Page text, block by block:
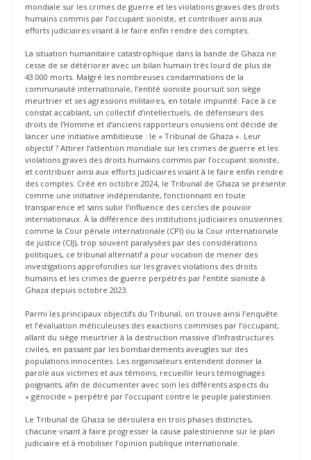
mondiale sur les crimes de guerre et les violations graves des droits
humains commis par l’occupant sioniste, et contribuer ainsi aux
efforts judiciaires visant à le faire enfin rendre des comptes.
La situation humanitaire catastrophique dans la bande de Ghaza ne
cesse de se détériorer avec un bilan humain très lourd de plus de
43.000 morts. Malgré les nombreuses condamnations de la
communauté internationale, l’entité sioniste poursuit son siège
meurtrier et ses agressions militaires, en totale impunité. Face à ce
constat accablant, un collectif d’intellectuels, de défenseurs des
droits de l’Homme et d’anciens rapporteurs onusiens ont décidé de
lancer une initiative ambitieuse : le « Tribunal de Ghaza ». Leur
objectif ? Attirer l’attention mondiale sur les crimes de guerre et les
violations graves des droits humains commis par l’occupant sioniste,
et contribuer ainsi aux efforts judiciaires visant à le faire enfin rendre
des comptes. Créé en octobre 2024, le Tribunal de Ghaza se présente
comme une initiative indépendante, fonctionnant en toute
transparence et sans subir l’influence des cercles de pouvoir
internationaux. À la différence des institutions judiciaires onusiennes
comme la Cour pénale internationale (CPI) ou la Cour internationale
de justice (CIJ), trop souvent paralysées par des considérations
politiques, ce tribunal alternatif a pour vocation de mener des
investigations approfondies sur les graves violations des droits
humains et les crimes de guerre perpétrés par l’entité sioniste à
Ghaza depuis octobre 2023.
Parmi les principaux objectifs du Tribunal, on trouve ainsi l’enquête
et l’évaluation méticuleuses des exactions commises par l’occupant,
allant du siège meurtrier à la destruction massive d’infrastructures
civiles, en passant par les bombardements aveugles sur des
populations innocentes. Les organisateurs entendent donner la
parole aux victimes et aux témoins, recueillir leurs témoignages
poignants, afin de documenter avec soin les différents aspects du
« génocide » perpétré par l’occupant contre le peuple palestinien.
Le Tribunal de Ghaza se déroulera en trois phases distinctes,
chacune visant à faire progresser la cause palestinienne sur le plan
judiciaire et à mobiliser l’opinion publique internationale.